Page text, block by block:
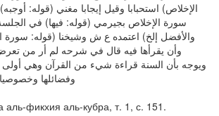
الإخلاص) استحبابا وقيل إيجابا مغني (قوله:
سورة الإخلاص بجيرمي (قوله: فيها) في
والأفضل إلخ) اعتمده ع ش وشيخنا (قوله: سورة
وأن يقرأها فيه قال في شرحه لم أر من
ويوجه بأن السنة قراءة شيء من القرآن وهي أولى
وفضائلها
фикхия аль-кубра, т. 1, с. 151.